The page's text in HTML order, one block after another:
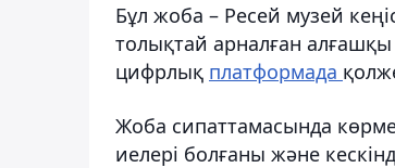
Бұл жоба – Ресей музей
толықтай арналған
цифрлық платформада
Жоба сипаттамасында
иелері болғаны және